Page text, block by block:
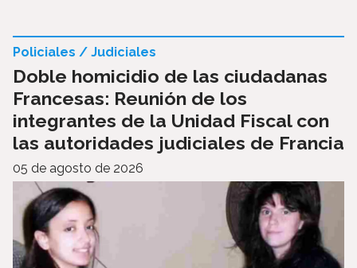
Doble homicidio de las ciudadanas
Francesas: Reunión de los
integrantes de la Unidad Fiscal con
las autoridades judiciales de Francia
Policiales / Judiciales
05 de agosto de 2026